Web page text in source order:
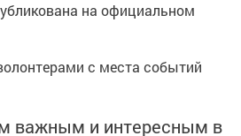
на официальном
с места событий
важным и интересным в